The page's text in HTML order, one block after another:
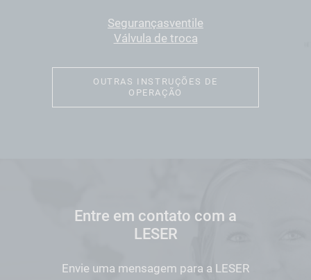
Segurançasventile
Válvula de troca
OUTRAS INSTRUÇÕES DE
OPERAÇÃO
Entre em contato com a
LESER
Envie uma mensagem para a LESER